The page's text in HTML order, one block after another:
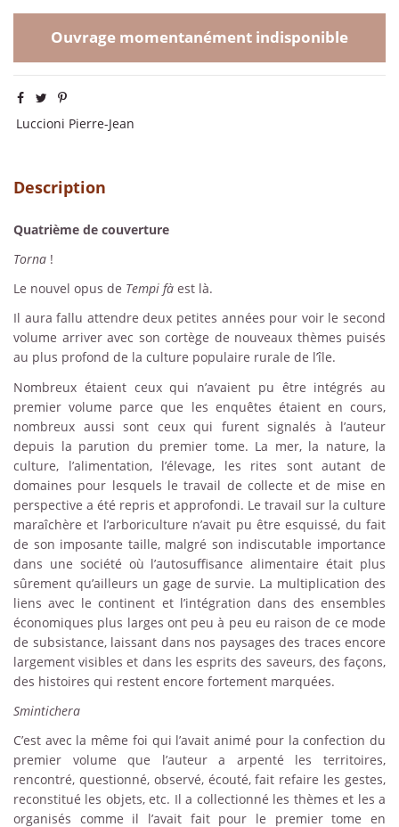
Ouvrage momentanément indisponible
Luccioni Pierre-Jean
Description
Quatrième de couverture
Torna !
Le nouvel opus de Tempi fà est là.
Il aura fallu attendre deux petites années pour voir le second
volume arriver avec son cortège de nouveaux thèmes puisés
au plus profond de la culture populaire rurale de l’île.
Nombreux étaient ceux qui n’avaient pu être intégrés au
premier volume parce que les enquêtes étaient en cours,
nombreux aussi sont ceux qui furent signalés à l’auteur
depuis la parution du premier tome. La mer, la nature, la
culture, l’alimentation, l’élevage, les rites sont autant de
domaines pour lesquels le travail de collecte et de mise en
perspective a été repris et approfondi. Le travail sur la culture
maraîchère et l’arboriculture n’avait pu être esquissé, du fait
de son imposante taille, malgré son indiscutable importance
dans une société où l’autosuffisance alimentaire était plus
sûrement qu’ailleurs un gage de survie. La multiplication des
liens avec le continent et l’intégration dans des ensembles
économiques plus larges ont peu à peu eu raison de ce mode
de subsistance, laissant dans nos paysages des traces encore
largement visibles et dans les esprits des saveurs, des façons,
des histoires qui restent encore fortement marquées.
Smintichera
C’est avec la même foi qui l’avait animé pour la confection du
premier volume que l’auteur a arpenté les territoires,
rencontré, questionné, observé, écouté, fait refaire les gestes,
reconstitué les objets, etc. Il a collectionné les thèmes et les a
organisés comme il l’avait fait pour le premier tome en